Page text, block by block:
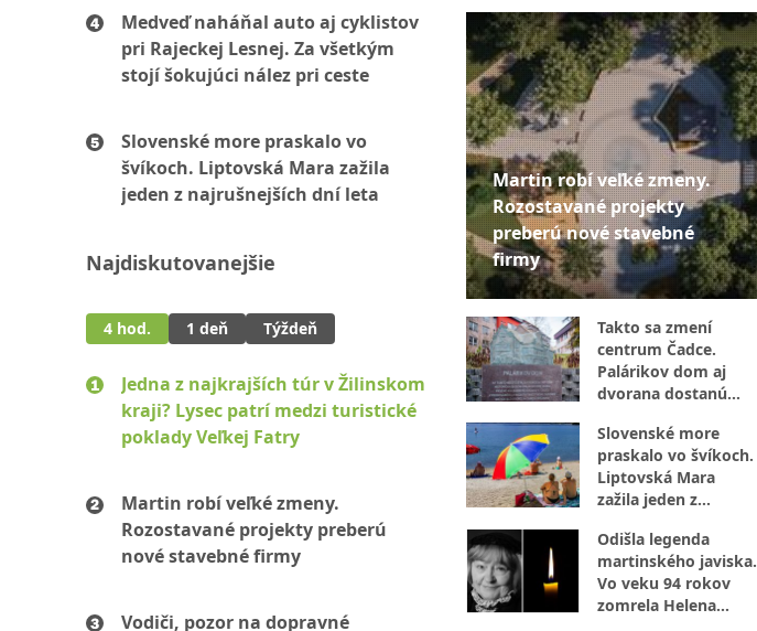
Medveď naháňal auto aj cyklistov
pri Rajeckej Lesnej. Za všetkým
stojí šokujúci nález pri ceste
Slovenské more praskalo vo
švíkoch. Liptovská Mara zažila
jeden z najrušnejších dní leta
Najdiskutovanejšie
4 hod. 1 deň Týždeň
Jedna z najkrajších túr v Žilinskom
kraji? Lysec patrí medzi turistické
poklady Veľkej Fatry
Martin robí veľké zmeny.
Rozostavané projekty preberú
nové stavebné firmy
Vodiči, pozor na dopravné
Martin robí veľké zmeny.
Rozostavané projekty
preberú nové stavebné
firmy
Takto sa zmení
centrum Čadce.
Palárikov dom aj
dvorana dostanú
Slovenské more
praskalo vo švíkoch.
Liptovská Mara
zažila jeden z
Odišla legenda
martinského javiska.
Vo veku 94 rokov
zomrela Helena